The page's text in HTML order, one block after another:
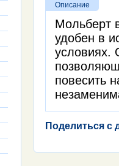
Описание
Мольберт
удобен в
условиях.
повесить
Поделиться с